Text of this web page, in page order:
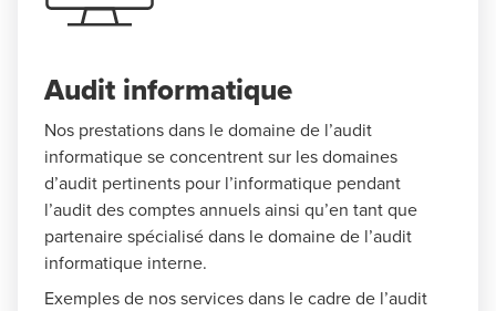
Audit informatique
Nos prestations dans le domaine de l’audit
informatique se concentrent sur les domaines
d’audit pertinents pour l’informatique pendant
l’audit des comptes annuels ainsi qu’en tant que
partenaire spécialisé dans le domaine de l’audit
informatique interne.
Exemples de nos services dans le cadre de l’audit